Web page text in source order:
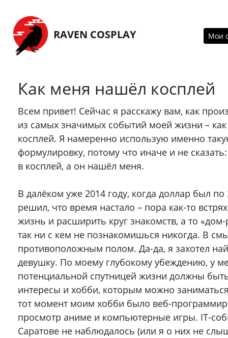
Перейти на главную страницу
RAVEN COSPLAY
Мои
Как меня нашёл косплей
Всем привет! Сейчас я расскажу вам, как
из самых значимых событий моей жизни –
косплей. Я намеренно использую именно
формулировку, потому что иначе и не
в косплей, а он нашёл меня.
В далёком уже 2014 году, когда доллар был по
решил, что время настало – пора как-то
жизнь и расширить круг знакомств, а то
так ни с кем не познакомишься никогда. В
противоположным полом. Да-да, я захотел
девушку. По моему глубокому убеждению, у
потенциальной спутницей жизни должны
интересы и хобби, которым можно
тот момент моим хобби было веб-
просмотр аниме и компьютерные игры. IT-
Саратове не наблюдалось (или я о них не